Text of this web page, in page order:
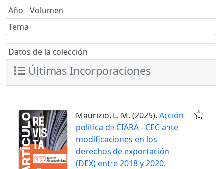
Año - Volumen
Tema
Datos de la colección
Últimas Incorporaciones
Maurizio, L. M. (2025). Acción
política de CIARA - CEC ante
modificaciones en los
derechos de exportación
(DEX) entre 2018 y 2020.